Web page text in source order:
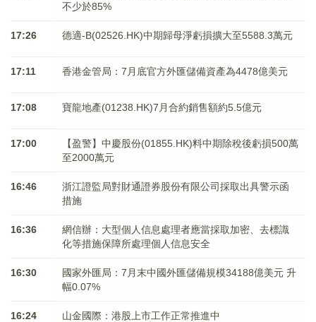
不少於85%
17:26 德適-B(02526.HK)中期歸母淨虧損擴大至5588.3萬元
17:11 香港金管局：7月底官方外匯儲備資產為4478億美元
17:08 寶龍地產(01238.HK)7月合約銷售額約5.5億元
17:00
【盈警】中慶股份(01855.HK)料中期除稅後虧損500萬
至2000萬元
16:46
浙江證監局對財通證券股份有限公司採取出具警示函
措施
16:36
網信辦：大型個人信息處理者應當採取加密、去標識
化等措施保障所處理個人信息安全
16:30
國家外匯局：7月末中國外匯儲備規模34188億美元 升
幅0.07%
16:24 山金國際：港股上市工作正常推進中